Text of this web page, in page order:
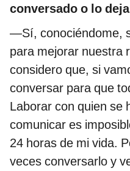
conversado o lo
—Sí, conociéndome,
para mejorar nuestra
considero que, si
conversar para que
Laborar con quien se
comunicar es
24 horas de mi vida.
veces conversarlo y